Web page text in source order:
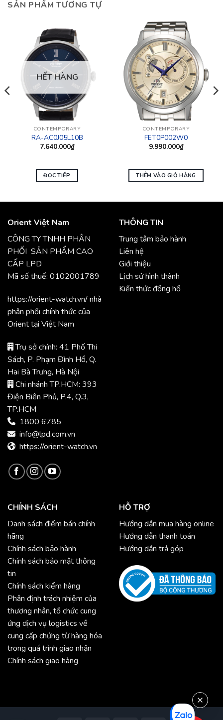
SẢN PHẨM TƯƠNG TỰ
HẾT HÀNG
CONTEMPORARY
RA-AC0J05L10B
7.640.000₫
ĐỌC TIẾP
CONTEMPORARY
FET0P002W0
9.990.000₫
THÊM VÀO GIỎ HÀNG
Orient Việt Nam
CÔNG TY TNHH PHÂN
PHỐI SẢN PHẨM CAO
CẤP LPD
Mã số thuế: 0102001789
https://orient-watch.vn/ nhà
phân phối chính thức của
Orient tại Việt Nam
Trụ sở chính: 41 Phố Thi
Sách, P. Phạm Đình Hổ, Q.
Hai Bà Trưng, Hà Nội
Chi nhánh TP.HCM: 393
Điện Biên Phủ, P.4, Q.3,
TP.HCM
1800 6785
info@lpd.com.vn
https://orient-watch.vn
THÔNG TIN
Trung tâm bảo hành
Liên hệ
Giới thiệu
Lịch sử hình thành
Kiến thức đồng hồ
CHÍNH SÁCH
Danh sách điểm bán chính
hãng
Chính sách bảo hành
Chính sách bảo mật thông
tin
Chính sách kiểm hàng
Phân định trách nhiệm của
thương nhân, tổ chức cung
ứng dịch vụ logistics về
cung cấp chứng từ hàng hóa
trong quá trình giao nhận
Chính sách giao hàng
HỖ TRỢ
Hướng dẫn mua hàng online
Hướng dẫn thanh toán
Hướng dẫn trả góp